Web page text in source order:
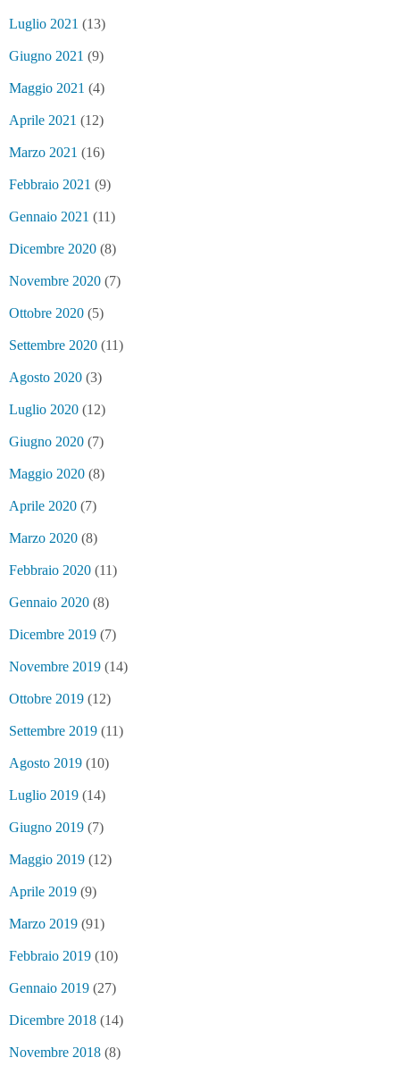
Luglio 2021 (13)
Giugno 2021 (9)
Maggio 2021 (4)
Aprile 2021 (12)
Marzo 2021 (16)
Febbraio 2021 (9)
Gennaio 2021 (11)
Dicembre 2020 (8)
Novembre 2020 (7)
Ottobre 2020 (5)
Settembre 2020 (11)
Agosto 2020 (3)
Luglio 2020 (12)
Giugno 2020 (7)
Maggio 2020 (8)
Aprile 2020 (7)
Marzo 2020 (8)
Febbraio 2020 (11)
Gennaio 2020 (8)
Dicembre 2019 (7)
Novembre 2019 (14)
Ottobre 2019 (12)
Settembre 2019 (11)
Agosto 2019 (10)
Luglio 2019 (14)
Giugno 2019 (7)
Maggio 2019 (12)
Aprile 2019 (9)
Marzo 2019 (91)
Febbraio 2019 (10)
Gennaio 2019 (27)
Dicembre 2018 (14)
Novembre 2018 (8)